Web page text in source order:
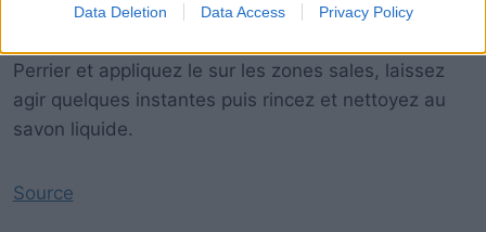
Data Deletion Data Access Privacy Policy
Perrier et appliquez le sur les zones sales, laissez
agir quelques instantes puis rincez et nettoyez au
savon liquide.
Source